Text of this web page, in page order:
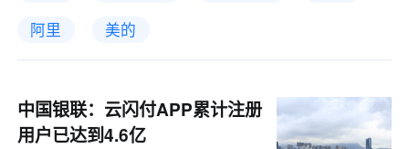
阿里
美的
中国银联：云闪付APP累计注册
用户已达到4.6亿